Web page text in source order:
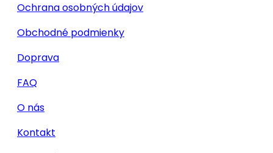
Ochrana osobných údajov
Obchodné podmienky
Doprava
FAQ
O nás
Kontakt